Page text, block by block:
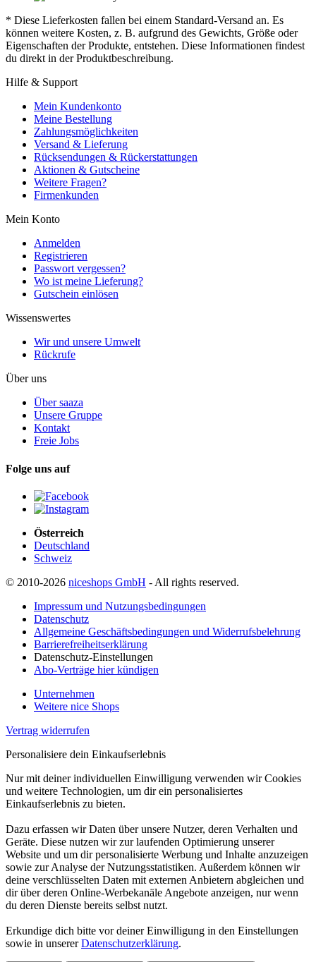
* Diese Lieferkosten fallen bei einem Standard-Versand an. Es
können weitere Kosten, z. B. aufgrund des Gewichts, Größe oder
Eigenschaften der Produkte, entstehen. Diese Informationen findest
du direkt in der Produktbeschreibung.
Hilfe & Support
Mein Kundenkonto
Meine Bestellung
Zahlungsmöglichkeiten
Versand & Lieferung
Rücksendungen & Rückerstattungen
Aktionen & Gutscheine
Weitere Fragen?
Firmenkunden
Mein Konto
Anmelden
Registrieren
Passwort vergessen?
Wo ist meine Lieferung?
Gutschein einlösen
Wissenswertes
Wir und unsere Umwelt
Rückrufe
Über uns
Über saaza
Unsere Gruppe
Kontakt
Freie Jobs
Folge uns auf
Österreich
Deutschland
Schweiz
© 2010-2026 niceshops GmbH - All rights reserved.
Impressum und Nutzungsbedingungen
Datenschutz
Allgemeine Geschäftsbedingungen und Widerrufsbelehrung
Barrierefreiheitserklärung
Datenschutz-Einstellungen
Abo-Verträge hier kündigen
Unternehmen
Weitere nice Shops
Vertrag widerrufen
Personalisiere dein Einkaufserlebnis
Nur mit deiner individuellen Einwilligung verwenden wir Cookies
und weitere Technologien, um dir ein personalisiertes
Einkaufserlebnis zu bieten.
Dazu erfassen wir Daten über unsere Nutzer, deren Verhalten und
Geräte. Diese nutzen wir zur laufenden Optimierung unserer
Website und um dir personalisierte Werbung und Inhalte anzuzeigen
sowie zur Analyse der Nutzungsstatistiken. Außerdem können wir
deine verschlüsselten Daten mit externen Anbietern abgleichen und
dir über deren Online-Werbekanäle Angebote anzeigen, nur wenn
du deren Dienste bereits selbst nutzt.
Erkundige dich bitte vor deiner Einwilligung in den Einstellungen
sowie in unsererDatenschutzerklärung.